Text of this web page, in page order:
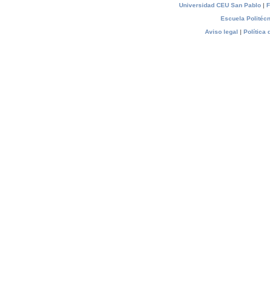
Universidad CEU San Pablo|
Escuela
Aviso legal | Política